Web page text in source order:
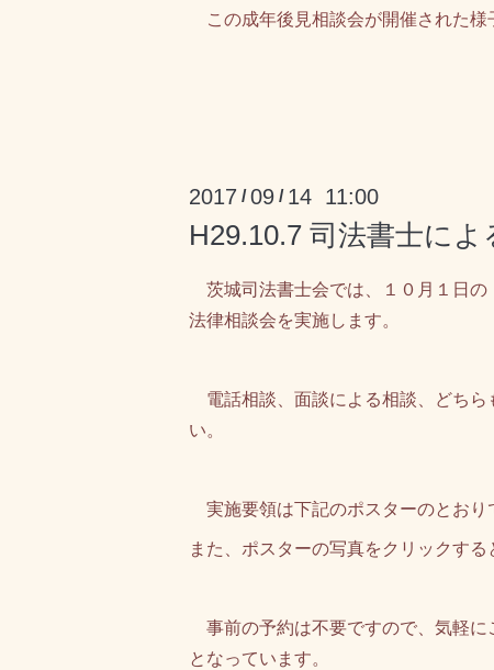
この成年後見相談会が開催された様
2017 /09 / 14 11:00
H29.10.7 司法書士に
茨城司法書士会では、 １０月１日の
法律相談会を実施します。
電話相談、面談による相談、どちら
い。
実施要領は下記のポスターのとおり
また、ポスターの写真をクリックす
事前の予約は不要ですので、気軽に
となっています。